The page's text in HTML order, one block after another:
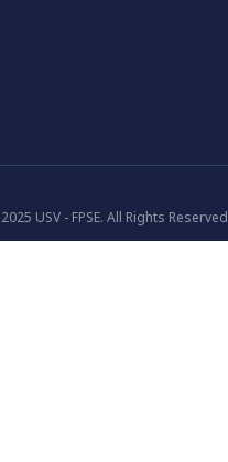
USV - FPSE. All Rights Reserved